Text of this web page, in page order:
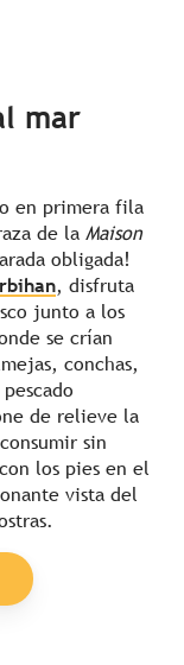
mar
en primera fila
de la Maison
obligada!
, disfruta
junto a los
se crían
conchas,
de relieve la
sin
los pies en el
vista del